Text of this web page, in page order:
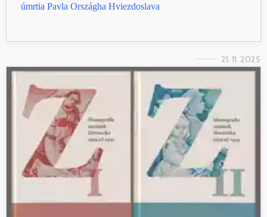
úmrtia Pavla Országha Hviezdoslava
21. 11. 2025